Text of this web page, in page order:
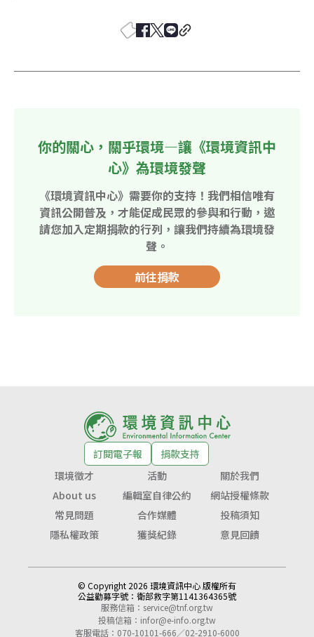
你的關心，關乎環境—讓《環境資訊中
心》為環境發聲
《環境資訊中心》需要你的支持！我們相信唯有
資訊公開普及，才能促成民眾的參與和行動，邀
請您加入定期捐款的行列，讓我們持續為環境發
聲。
前往捐款
訂閱電子報
捐款支持
環境徵才
活動
關於我們
About us
編輯室自律公約
網站授權條款
常見問題
合作媒體
投稿須知
隱私權政策
獲獎紀錄 意見回饋
© Copyright 2026 環境資訊中心 版權所有
公益勸募字號： 衛部救字第1141364365號
服務信箱： service@tnf.org.tw
投稿信箱： infor@e-info.org.tw
客服電話：070-10101-666／02-2910-6000